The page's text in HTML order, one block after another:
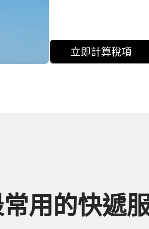
立即計算稅項
用的快遞